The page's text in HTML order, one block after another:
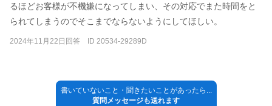
るほどお客様が不機嫌になってしまい、その対応でまた時間をと
られてしまうのでそこまでならないようにしてほしい。
2024年11月22日回答 ID 20534-29289D
書いていないこと・聞きたいことがあったら...
質問メッセージも送れます